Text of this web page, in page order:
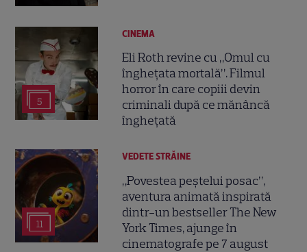
5
CINEMA
Eli Roth revine cu „Omul cu
înghețata mortală”. Filmul
horror în care copiii devin
criminali după ce mănâncă
înghețată
11
VEDETE STRĂINE
„Povestea peștelui posac”,
aventura animată inspirată
dintr-un bestseller The New
York Times, ajunge în
cinematografe pe 7 august